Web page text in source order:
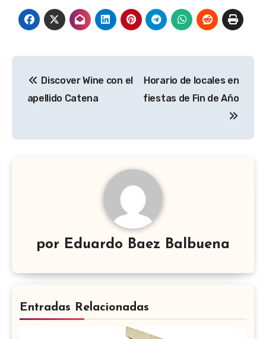
de
Discover Wine con el
apellido Catena
Horario de locales en
fiestas de Fin de Año
por Eduardo Baez Balbuena
Entradas Relacionadas